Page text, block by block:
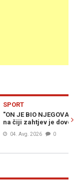
Juventusa otkrio